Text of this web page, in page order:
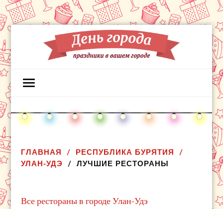
ГЛАВНАЯ
РЕСПУБЛИКА БУРЯТИЯ
УЛАН-УДЭ
ЛУЧШИЕ РЕСТОРАНЫ
Все рестораны в городе Улан-Удэ